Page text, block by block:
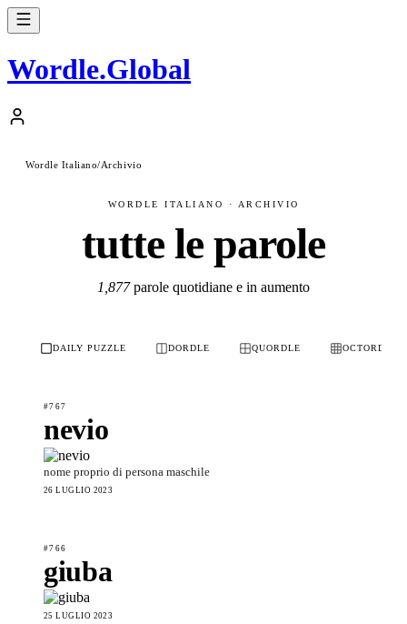
Wordle.Global
Wordle Italiano/Archivio
WORDLE ITALIANO · ARCHIVIO
tutte le parole
1,877parole quotidiane e in aumento
DAILY PUZZLE DORDLE QUORDLE OCTORDLE
#767
nevio
nome proprio di persona maschile
26 LUGLIO 2023
#766
giuba
25 LUGLIO 2023